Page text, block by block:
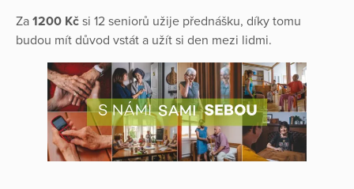
Za 1200 Kč si 12 seniorů užije přednášku, díky tomu
budou mít důvod vstát a užít si den mezi lidmi.